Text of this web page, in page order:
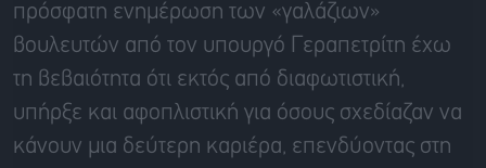
πρόσφατη ενημέρωση των «γαλάζιων»
βουλευτών από τον υπουργό Γεραπετρίτη έχω
τη βεβαιότητα ότι εκτός από διαφωτιστική,
υπήρξε και αφοπλιστική για όσους σχεδίαζαν να
κάνουν μια δεύτερη καριέρα, επενδύοντας στη